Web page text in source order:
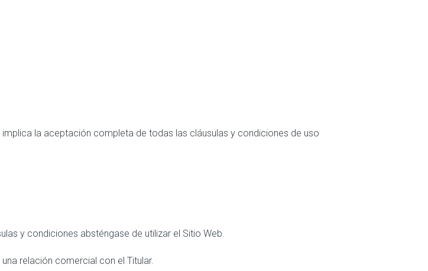
la aceptación completa de todas las cláusulas y condiciones de uso
y condiciones absténgase de utilizar el Sitio Web.
relación comercial con el Titular.